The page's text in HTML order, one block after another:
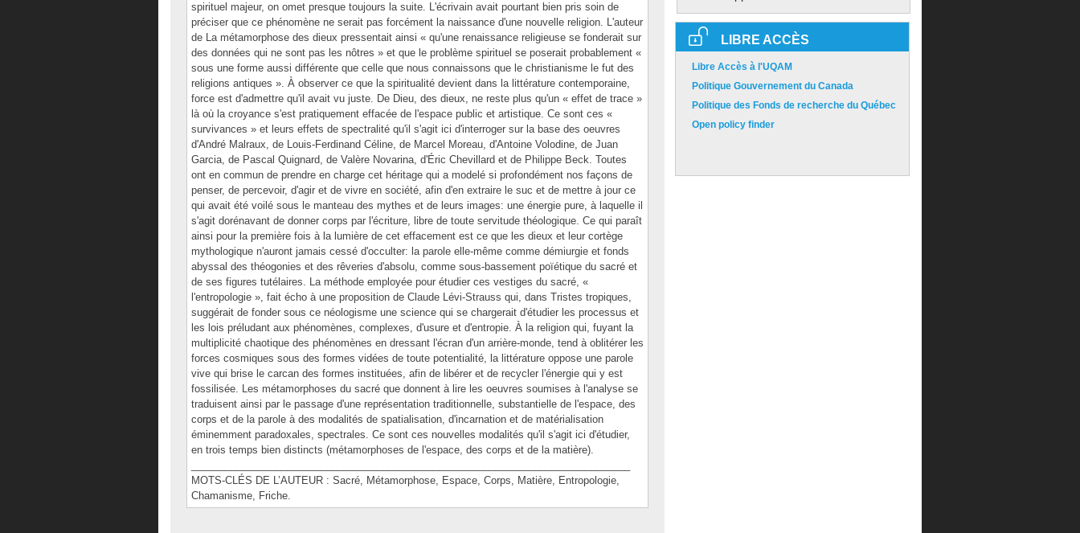
spirituel majeur, on omet presque toujours la suite. L'écrivain avait pourtant bien pris soin de
préciser que ce phénomène ne serait pas forcément la naissance d'une nouvelle religion. L'auteur
de La métamorphose des dieux pressentait ainsi « qu'une renaissance religieuse se fonderait sur
des données qui ne sont pas les nôtres » et que le problème spirituel se poserait probablement «
sous une forme aussi différente que celle que nous connaissons que le christianisme le fut des
religions antiques ». À observer ce que la spiritualité devient dans la littérature contemporaine,
force est d'admettre qu'il avait vu juste. De Dieu, des dieux, ne reste plus qu'un « effet de trace »
là où la croyance s'est pratiquement effacée de l'espace public et artistique. Ce sont ces «
survivances » et leurs effets de spectralité qu'il s'agit ici d'interroger sur la base des oeuvres
d'André Malraux, de Louis-Ferdinand Céline, de Marcel Moreau, d'Antoine Volodine, de Juan
Garcia, de Pascal Quignard, de Valère Novarina, d'Éric Chevillard et de Philippe Beck. Toutes
ont en commun de prendre en charge cet héritage qui a modelé si profondément nos façons de
penser, de percevoir, d'agir et de vivre en société, afin d'en extraire le suc et de mettre à jour ce
qui avait été voilé sous le manteau des mythes et de leurs images: une énergie pure, à laquelle il
s'agit dorénavant de donner corps par l'écriture, libre de toute servitude théologique. Ce qui paraît
ainsi pour la première fois à la lumière de cet effacement est ce que les dieux et leur cortège
mythologique n'auront jamais cessé d'occulter: la parole elle-même comme démiurgie et fonds
abyssal des théogonies et des rêveries d'absolu, comme sous-bassement poïétique du sacré et
de ses figures tutélaires. La méthode employée pour étudier ces vestiges du sacré, «
l'entropologie », fait écho à une proposition de Claude Lévi-Strauss qui, dans Tristes tropiques,
suggérait de fonder sous ce néologisme une science qui se chargerait d'étudier les processus et
les lois préludant aux phénomènes, complexes, d'usure et d'entropie. À la religion qui, fuyant la
multiplicité chaotique des phénomènes en dressant l'écran d'un arrière-monde, tend à oblitérer les
forces cosmiques sous des formes vidées de toute potentialité, la littérature oppose une parole
vive qui brise le carcan des formes instituées, afin de libérer et de recycler l'énergie qui y est
fossilisée. Les métamorphoses du sacré que donnent à lire les oeuvres soumises à l'analyse se
traduisent ainsi par le passage d'une représentation traditionnelle, substantielle de l'espace, des
corps et de la parole à des modalités de spatialisation, d'incarnation et de matérialisation
éminemment paradoxales, spectrales. Ce sont ces nouvelles modalités qu'il s'agit ici d'étudier,
en trois temps bien distincts (métamorphoses de l'espace, des corps et de la matière).
MOTS-CLÉS DE L’AUTEUR : Sacré, Métamorphose, Espace, Corps, Matière, Entropologie,
Chamanisme, Friche.
LIBRE ACCÈS
Libre Accès à l'UQAM
Politique Gouvernement du Canada
Politique des Fonds de recherche du Québec
Open policy finder